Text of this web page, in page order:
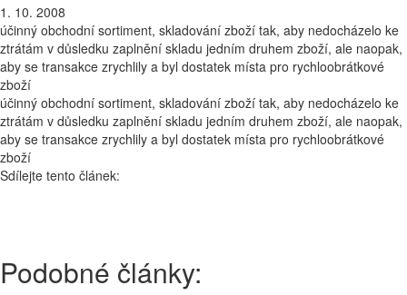
1. 10. 2008
účinný obchodní sortiment, skladování zboží tak, aby nedocházelo ke
ztrátám v důsledku zaplnění skladu jedním druhem zboží, ale naopak,
aby se transakce zrychlily a byl dostatek místa pro rychloobrátkové
zboží
účinný obchodní sortiment, skladování zboží tak, aby nedocházelo ke
ztrátám v důsledku zaplnění skladu jedním druhem zboží, ale naopak,
aby se transakce zrychlily a byl dostatek místa pro rychloobrátkové
zboží
Sdílejte tento článek:
Podobné články: